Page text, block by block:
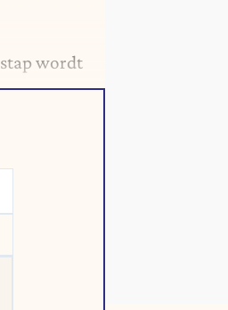
wordt